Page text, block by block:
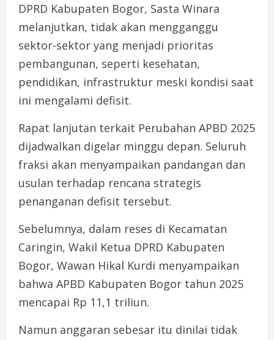
DPRD Kabupaten Bogor, Sasta Winara
melanjutkan, tidak akan mengganggu
sektor-sektor yang menjadi prioritas
pembangunan, seperti kesehatan,
pendidikan, infrastruktur meski kondisi saat
ini mengalami defisit.
Rapat lanjutan terkait Perubahan APBD 2025
dijadwalkan digelar minggu depan. Seluruh
fraksi akan menyampaikan pandangan dan
usulan terhadap rencana strategis
penanganan defisit tersebut.
Sebelumnya, dalam reses di Kecamatan
Caringin, Wakil Ketua DPRD Kabupaten
Bogor, Wawan Hikal Kurdi menyampaikan
bahwa APBD Kabupaten Bogor tahun 2025
mencapai Rp 11,1 triliun.
Namun anggaran sebesar itu dinilai tidak